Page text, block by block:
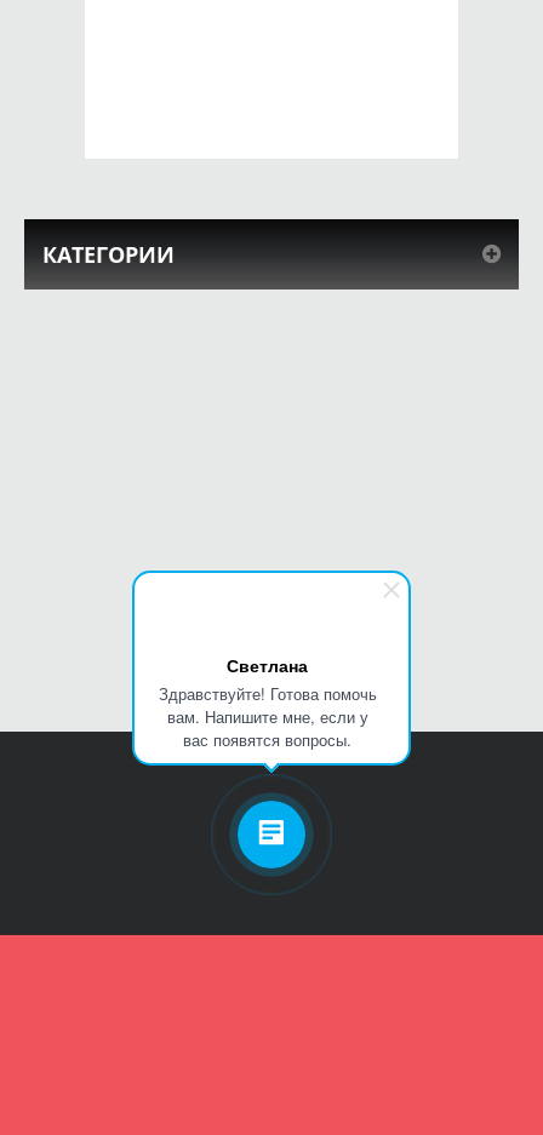
Светлана
Здравствуйте! Готова помочь
вам. Напишите мне, если у
вас появятся вопросы.
КАТЕГОРИИ